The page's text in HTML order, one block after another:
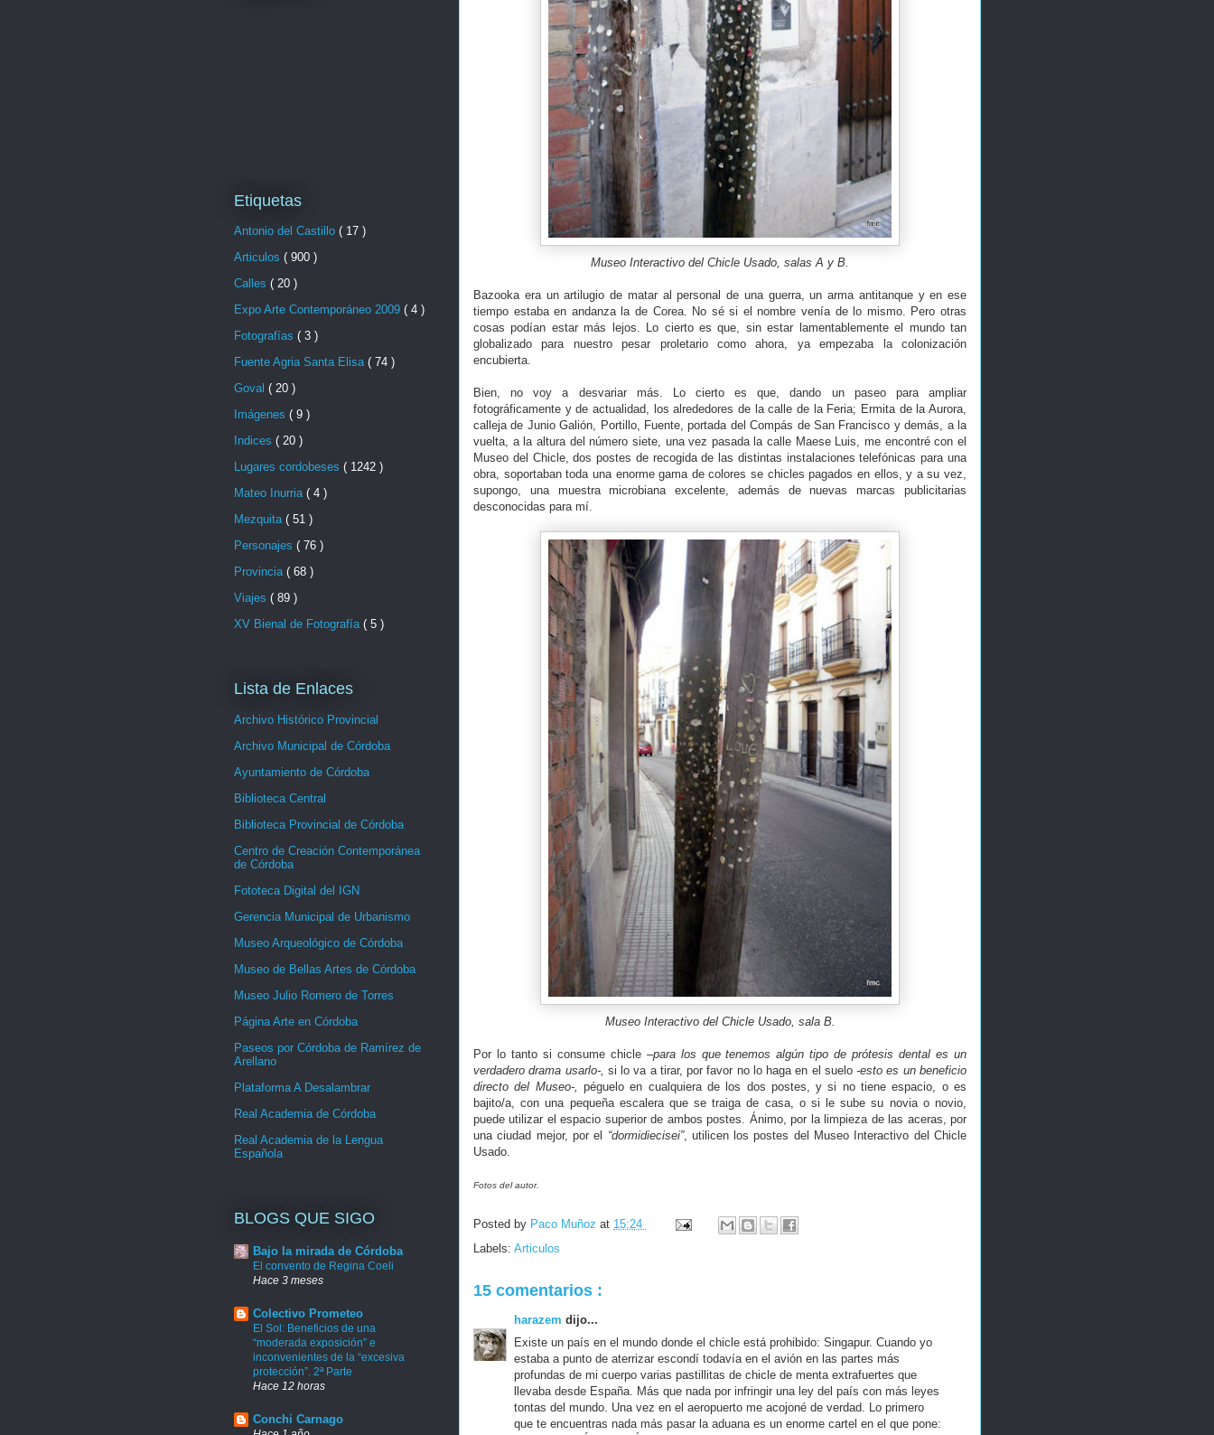
Museo Interactivo del Chicle Usado, salas A y B.
Bazooka era un artilugio de matar al personal de una guerra, un arma antitanque y en ese
tiempo estaba en andanza la de Corea. No sé si el nombre venía de lo mismo. Pero otras
cosas podían estar más lejos. Lo cierto es que, sin estar lamentablemente el mundo tan
globalizado para nuestro pesar proletario como ahora, ya empezaba la colonización
encubierta.
Bien, no voy a desvariar más. Lo cierto es que, dando un paseo para ampliar
fotográficamente y de actualidad, los alrededores de la calle de la Feria; Ermita de la Aurora,
calleja de Junio Galión, Portillo, Fuente, portada del Compás de San Francisco y demás, a la
vuelta, a la altura del número siete, una vez pasada la calle Maese Luis, me encontré con el
Museo del Chicle, dos postes de recogida de las distintas instalaciones telefónicas para una
obra, soportaban toda una enorme gama de colores se chicles pagados en ellos, y a su vez,
supongo, una muestra microbiana excelente, además de nuevas marcas publicitarias
desconocidas para mí.
Museo Interactivo del Chicle Usado, sala B.
Por lo tanto si consume chicle –para los que tenemos algún tipo de prótesis dental es un
verdadero drama usarlo-, si lo va a tirar, por favor no lo haga en el suelo-esto es un beneficio
directo del Museo-, péguelo en cualquiera de los dos postes, y si no tiene espacio, o es
bajito/a, con una pequeña escalera que se traiga de casa, o si le sube su novia o novio,
puede utilizar el espacio superior de ambos postes. Ánimo, por la limpieza de las aceras, por
una ciudad mejor, por el “dormidiecisei”, utilicen los postes del Museo Interactivo del Chicle
Usado.
Fotos del autor.
Posted by Paco Muñoz at 15:24
Labels: Articulos
15 comentarios :
harazem dijo...
Existe un país en el mundo donde el chicle está prohibido: Singapur. Cuando yo
estaba a punto de aterrizar escondí todavía en el avión en las partes más
profundas de mi cuerpo varias pastillitas de chicle de menta extrafuertes que
llevaba desde España. Más que nada por infringir una ley del país con más leyes
tontas del mundo. Una vez en el aeropuerto me acojoné de verdad. Lo primero
que te encuentras nada más pasar la aduana es un enorme cartel en el que pone:
Etiquetas
Antonio del Castillo ( 17 )
Articulos ( 900 )
Calles ( 20 )
Expo Arte Contemporáneo 2009 ( 4 )
Fotografías ( 3 )
Fuente Agria Santa Elisa ( 74 )
Goval ( 20 )
Imágenes ( 9 )
Indices ( 20 )
Lugares cordobeses ( 1242 )
Mateo Inurria ( 4 )
Mezquita ( 51 )
Personajes ( 76 )
Provincia ( 68 )
Viajes ( 89 )
XV Bienal de Fotografía ( 5 )
Lista de Enlaces
Archivo Histórico Provincial
Archivo Municipal de Córdoba
Ayuntamiento de Córdoba
Biblioteca Central
Biblioteca Provincial de Córdoba
Centro de Creación Contemporánea
de Córdoba
Fototeca Digital del IGN
Gerencia Municipal de Urbanismo
Museo Arqueológico de Córdoba
Museo de Bellas Artes de Córdoba
Museo Julio Romero de Torres
Página Arte en Córdoba
Paseos por Córdoba de Ramírez de
Arellano
Plataforma A Desalambrar
Real Academia de Córdoba
Real Academia de la Lengua
Española
BLOGS QUE SIGO
Bajo la mirada de Córdoba
El convento de Regina Coeli
Hace 3 meses
Colectivo Prometeo
El Sol: Beneficios de una
“moderada exposición” e
inconvenientes de la “excesiva
protección”. 2ª Parte
Hace 12 horas
Conchi Carnago